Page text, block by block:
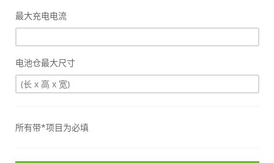
最大充电电流
电池仓最大尺寸
所有带*项目为必填